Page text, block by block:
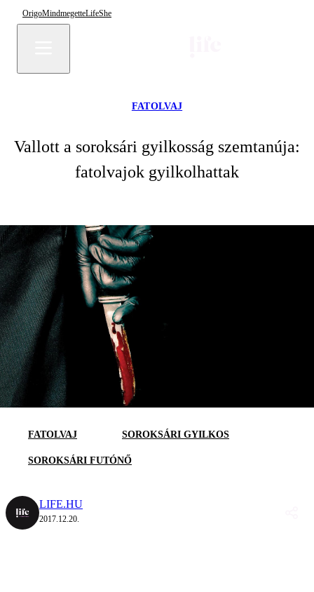
OrigoMindmegetteLifeShe
FATOLVAJ
Vallott a soroksári gyilkosság szemtanúja:
fatolvajok gyilkolhattak
FATOLVAJ SOROKSÁRI GYILKOS
SOROKSÁRI FUTÓNŐ
LIFE.HU
2017.12.20.